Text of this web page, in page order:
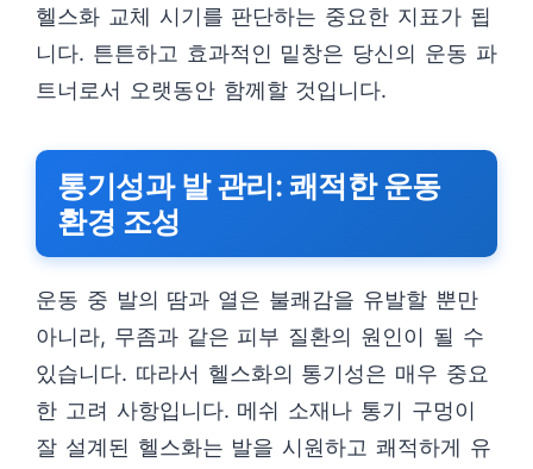
헬스화 교체 시기를 판단하는 중요한 지표가 됩
니다. 튼튼하고 효과적인 밑창은 당신의 운동 파
트너로서 오랫동안 함께할 것입니다.
통기성과 발 관리: 쾌적한 운동
환경 조성
운동 중 발의 땀과 열은 불쾌감을 유발할 뿐만
아니라, 무좀과 같은 피부 질환의 원인이 될 수
있습니다. 따라서 헬스화의 통기성은 매우 중요
한 고려 사항입니다. 메쉬 소재나 통기 구멍이
잘 설계된 헬스화는 발을 시원하고 쾌적하게 유